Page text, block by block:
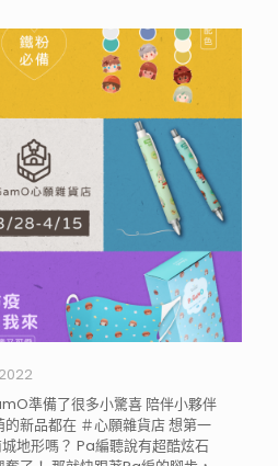
準備了很多小驚喜 陪伴小夥伴
新品都在 ＃心願雜貨店 想第一
地形嗎？ Pa編聽說有超酷炫石